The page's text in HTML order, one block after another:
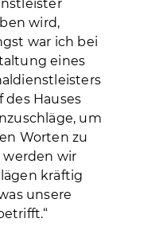
wird,
war ich bei
eines
des Hauses
um
Worten zu
werden wir
kräftig
unsere